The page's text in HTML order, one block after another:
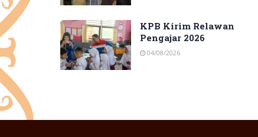
KPB Kirim Relawan
Pengajar 2026
04/08/2026